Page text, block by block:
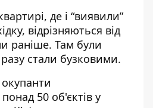
де і “виявили”
відрізняються від
раніше. Там були
стали бузковими.
50 об'єктів у